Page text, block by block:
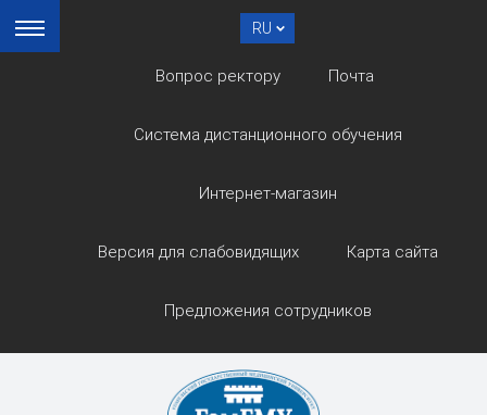
RU
Вопрос ректору Почта
Система дистанционного обучения
Интернет-магазин
Версия для слабовидящих Карта сайта
Предложения сотрудников